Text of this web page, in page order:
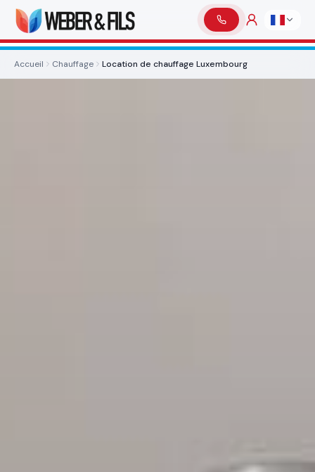
Accueil Chauffage Location de chauffage Luxembourg